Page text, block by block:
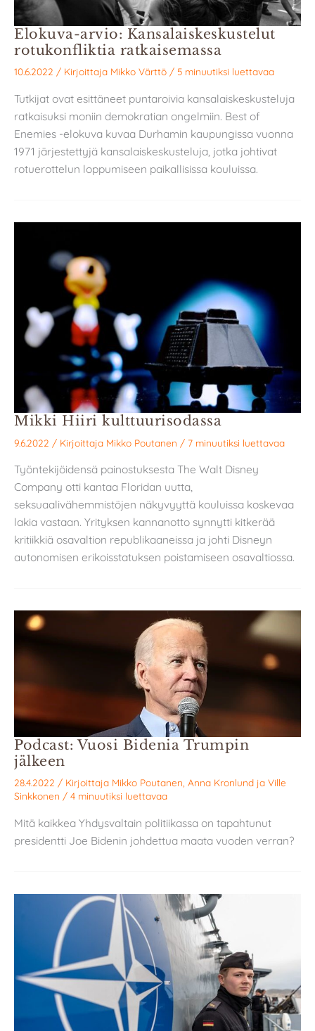
Elokuva-arvio: Kansalaiskeskustelut
rotukonfliktia ratkaisemassa
10.6.2022 / Kirjoittaja Mikko Värttö / 5 minuutiksi luettavaa
Tutkijat ovat esittäneet puntaroivia kansalaiskeskusteluja
ratkaisuksi moniin demokratian ongelmiin. Best of
Enemies -elokuva kuvaa Durhamin kaupungissa vuonna
1971 järjestettyjä kansalaiskeskusteluja, jotka johtivat
rotuerottelun loppumiseen paikallisissa kouluissa.
Mikki Hiiri kulttuurisodassa
9.6.2022 / Kirjoittaja Mikko Poutanen / 7 minuutiksi luettavaa
Työntekijöidensä painostuksesta The Walt Disney
Company otti kantaa Floridan uutta,
seksuaalivähemmistöjen näkyvyyttä kouluissa koskevaa
lakia vastaan. Yrityksen kannanotto synnytti kitkerää
kritiikkiä osavaltion republikaaneissa ja johti Disneyn
autonomisen erikoisstatuksen poistamiseen osavaltiossa.
Podcast: Vuosi Bidenia Trumpin
jälkeen
28.4.2022 / Kirjoittaja Mikko Poutanen Anna Kronlund ja Ville
Sinkkonen / 4 minuutiksi luettavaa
Mitä kaikkea Yhdysvaltain politiikassa on tapahtunut
presidentti Joe Bidenin johdettua maata vuoden verran?